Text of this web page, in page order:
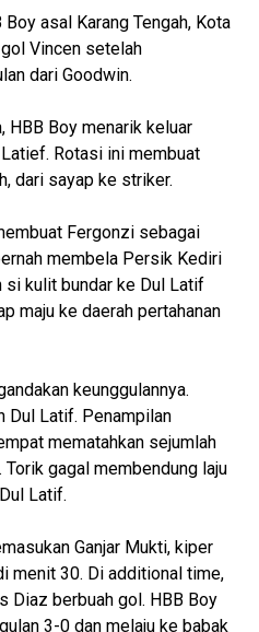
asal Karang Tengah, Kota
Vincen setelah
dari Goodwin.
HBB Boy menarik keluar
Rotasi ini membuat
dari sayap ke striker.
Fergonzi sebagai
membela Persik Kediri
si kulit bundar ke Dul Latif
maju ke daerah pertahanan
keunggulannya.
Dul Latif. Penampilan
mematahkan sejumlah
Torik gagal membendung laju
Latif.
Ganjar Mukti, kiper
menit 30. Di additional time,
Diaz berbuah gol. HBB Boy
3-0 dan melaju ke babak